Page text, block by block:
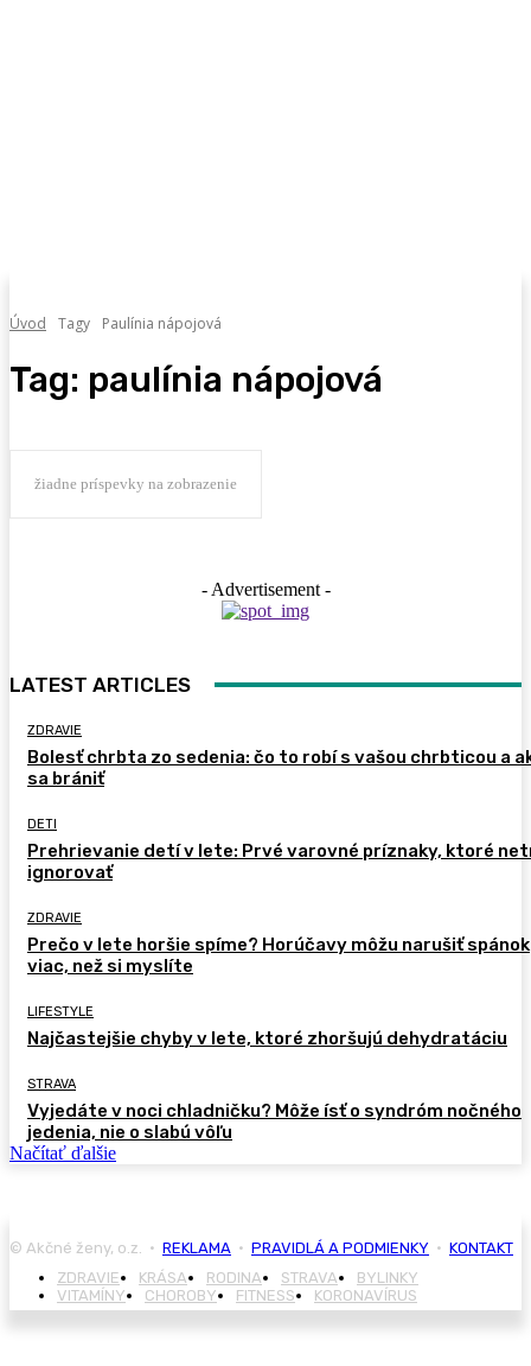
Úvod Tagy Paulínia nápojová
Tag: paulínia nápojová
žiadne príspevky na zobrazenie
- Advertisement -
LATEST ARTICLES
ZDRAVIE
Bolesť chrbta zo sedenia: čo to robí s vašou chrbticou a
sa brániť
DETI
Prehrievanie detí v lete: Prvé varovné príznaky, ktoré
ignorovať
ZDRAVIE
Prečo v lete horšie spíme? Horúčavy môžu narušiť spánok
viac, než si myslíte
LIFESTYLE
Najčastejšie chyby v lete, ktoré zhoršujú dehydratáciu
STRAVA
Vyjedáte v noci chladničku? Môže ísť o syndróm nočného
jedenia, nie o slabú vôľu
Načítať ďalšie
© Akčné ženy, o.z. • REKLAMA • PRAVIDLÁ A PODMIENKY • KONTAKT
ZDRAVIE
KRÁSA RODINA STRAVA
BYLINKY
VITAMÍNY
CHOROBY FITNESS KORONAVÍRUS